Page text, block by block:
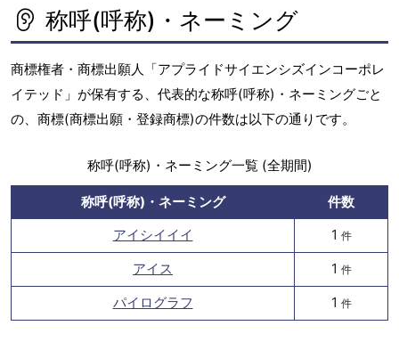
称呼(呼称)・ネーミング
商標権者・商標出願人「アプライドサイエンシズインコーポレ
イテッド」が保有する、代表的な称呼(呼称)・ネーミングごと
の、商標(商標出願・登録商標)の件数は以下の通りです。
称呼(呼称)・ネーミング一覧 (全期間)
称呼(呼称)・ネーミング
件数
アイシイイイ
1 件
アイス 1 件
パイログラフ 1 件